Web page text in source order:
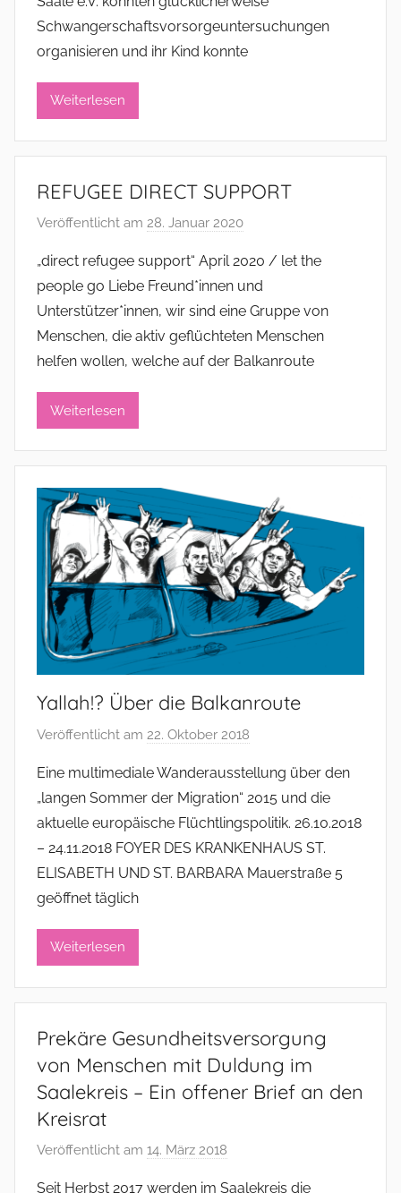
m
i
n
r
t
r
Schwangerschaftsvorsorgeuntersuchungen
organisieren und ihr Kind konnte
Weiterlesen
REFUGEE DIRECT SUPPORT
Veröffentlicht am 28. Januar 2020
n
a
d
m
i
t
a
t
o
r
„direct refugee support“ April 2020 / let the
people go Liebe Freund*innen und
Unterstützer*innen, wir sind eine Gruppe von
Menschen, die aktiv geflüchteten Menschen
helfen wollen, welche auf der Balkanroute
Weiterlesen
Yallah!? Über die Balkanroute
Veröffentlicht am 22. Oktober 2018
n
a
d
m
i
r
t
o
Eine multimediale Wanderausstellung über den
„langen Sommer der Migration“ 2015 und die
aktuelle europäische Flüchtlingspolitik. 26.10.2018
– 24.11.2018 FOYER DES KRANKENHAUS ST.
ELISABETH UND ST. BARBARA Mauerstraße 5
geöffnet täglich
Weiterlesen
Prekäre Gesundheitsversorgung
von Menschen mit Duldung im
Saalekreis – Ein offener Brief an den
Kreisrat
Veröffentlicht am 14. März 2018
Seit Herbst 2017 werden im Saalekreis die